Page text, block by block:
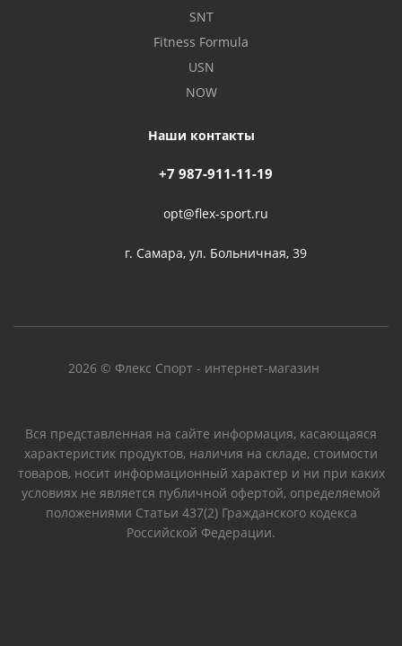
SNT
Fitness Formula
USN
NOW
Наши контакты
+7 987-911-11-19
opt@flex-sport.ru
г. Самара, ул. Больничная, 39
2026 © Флекс Спорт - интернет-магазин
Вся представленная на сайте информация, касающаяся
характеристик продуктов, наличия на складе, стоимости
товаров, носит информационный характер и ни при каких
условиях не является публичной офертой, определяемой
положениями Статьи 437(2) Гражданского кодекса
Российской Федерации.